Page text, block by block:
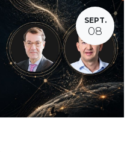
SEPT.
08